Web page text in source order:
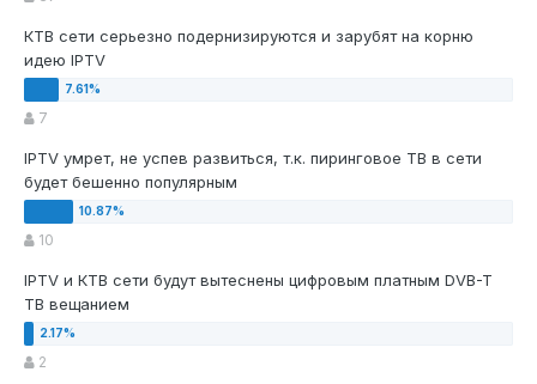
КТВ сети серьезно подернизируются и зарубят на корню
идею IPTV
7
IPTV умрет, не успев развиться, т.к. пиринговое ТВ в сети
будет бешенно популярным
10
IPTV и КТВ сети будут вытеснены цифровым платным DVB-T
ТВ вещанием
2